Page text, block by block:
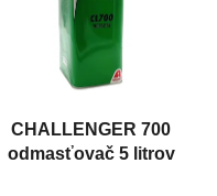
CHALLENGER 700
odmasťovač 5 litrov